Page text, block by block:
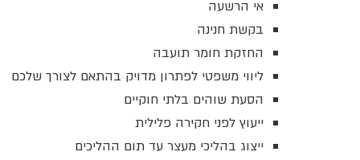
אי הרשעה
בקשת חנינה
החזקת חומר תועבה
ליווי משפטי לפתרון מדויק בהתאם לצורך שלכם
הסעת שוהים בלתי חוקיים
ייעוץ לפני חקירה פלילית
ייצוג בהליכי מעצר עד תום ההליכים